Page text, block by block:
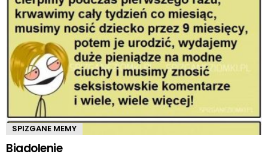
SPIZGANE MEMY
Biadolenie